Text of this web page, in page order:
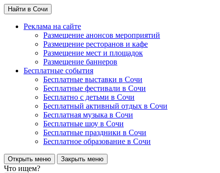
Найти в Сочи
Реклама на сайте
Размещение анонсов мероприятий
Размещение ресторанов и кафе
Размещение мест и площадок
Размещение баннеров
Бесплатные события
Бесплатные выставки в Сочи
Бесплатные фестивали в Сочи
Бесплатно с детьми в Сочи
Бесплатный активный отдых в Сочи
Бесплатная музыка в Сочи
Бесплатные шоу в Сочи
Бесплатные праздники в Сочи
Бесплатное образование в Сочи
Открыть меню Закрыть меню
Что ищем?